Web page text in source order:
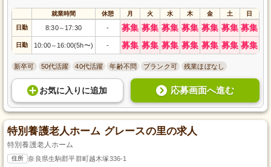
就業時間 休憩 月 火 水 木 金 土 日
日勤 8:30～ 17:30 - 募集 募集 募集 募集 募集 募集 募集
日勤 10:00～ 16:00(5h〜) - 募集 募集 募集 募集 募集 募集 募集
新卒可 50代活躍 40代活躍 年齢不問 ブランク可 残業ほぼなし
お気に入り に追加 応募画面へ進む
特別養護老人ホーム グレースの里の求人
特別養護老人ホーム
住所 奈良県生駒郡平群町越木塚336-1